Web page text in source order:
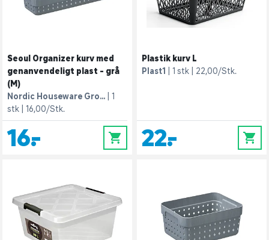
Seoul Organizer kurv med
genanvendeligt plast - grå
(M)
Nordic Houseware Gro...
1
stk
16,00/Stk.
16,- 0
Plastik kurv L
Plast1
1 stk 22,00/Stk.
22,- 0